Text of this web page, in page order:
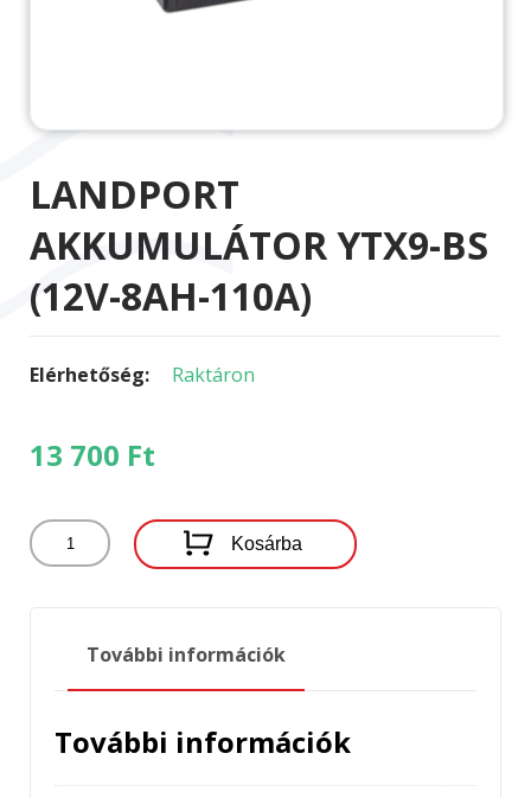
LANDPORT
AKKUMULÁTOR YTX9-BS
(12V-8AH-110A)
Elérhetőség: Raktáron
13 700 Ft
LANDPORT
AKKUMULÁTOR
110A)
Kosárba
További információk
További információk